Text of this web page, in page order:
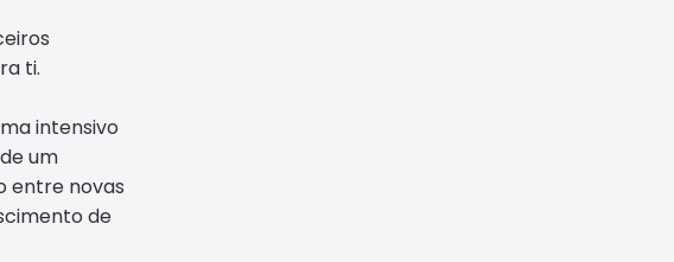
ti.
intensivo
um
entre novas
de